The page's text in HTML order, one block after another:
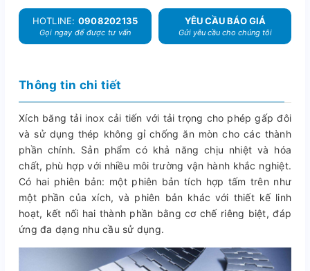
HOTLINE: 0908202135
Gọi ngay để được tư vấn
YÊU CẦU BÁO GIÁ
Gửi yêu cầu cho chúng tôi
Thông tin chi tiết
Xích băng tải inox cải tiến với tải trọng cho phép gấp đôi
và sử dụng thép không gỉ chống ăn mòn cho các thành
phần chính. Sản phẩm có khả năng chịu nhiệt và hóa
chất, phù hợp với nhiều môi trường vận hành khắc nghiệt.
Có hai phiên bản: một phiên bản tích hợp tấm trên như
một phần của xích, và phiên bản khác với thiết kế linh
hoạt, kết nối hai thành phần bằng cơ chế riêng biệt, đáp
ứng đa dạng nhu cầu sử dụng.